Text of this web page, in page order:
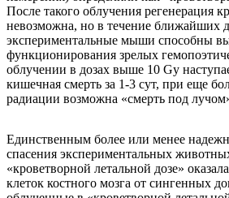
После такого облучения регенерация
невозможна, но в течение ближайших
экспериментальные мыши способны
функционирования зрелых
облучении в дозах выше 10 Gy
кишечная смерть за 1-3 сут, при еще
радиации возможна «смерть под
Единственным более или менее
спасения экспериментальных
«кроветворной летальной дозе»
клеток костного мозга от сингенных